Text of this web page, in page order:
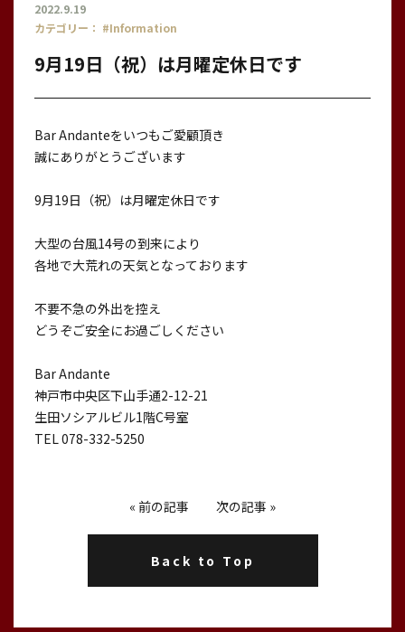
2022.9.19
カテゴリー： #Information
9月19日（祝）は月曜定休日です
Bar Andanteをいつもご愛顧頂き
誠にありがとうございます
9月19日（祝）は月曜定休日です
大型の台風14号の到来により
各地で大荒れの天気となっております
不要不急の外出を控え
どうぞご安全にお過ごしください
Bar Andante
神戸市中央区下山手通2-12-21
生田ソシアルビル1階C号室
TEL 078-332-5250
« 前の記事 次の記事 »
Back to Top